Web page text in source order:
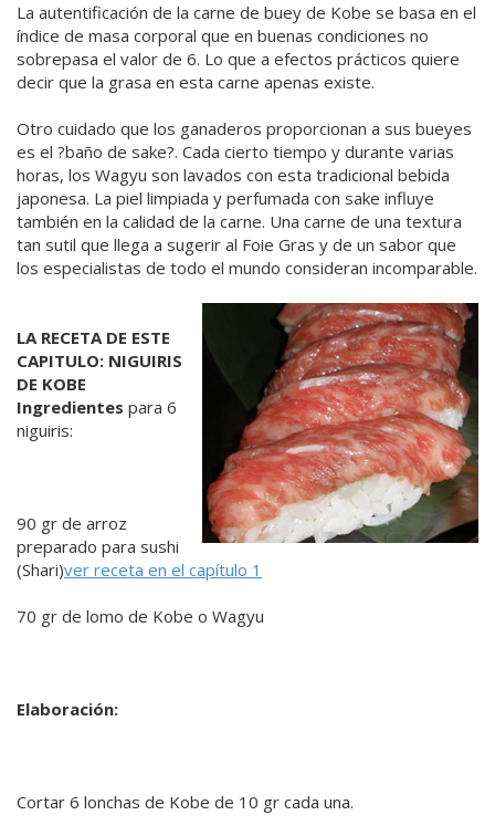
La autentificación de la carne de buey de Kobe se basa en el
índice de masa corporal que en buenas condiciones no
sobrepasa el valor de 6. Lo que a efectos prácticos quiere
decir que la grasa en esta carne apenas existe.
Otro cuidado que los ganaderos proporcionan a sus bueyes
es el ?baño de sake?. Cada cierto tiempo y durante varias
horas, los Wagyu son lavados con esta tradicional bebida
japonesa. La piel limpiada y perfumada con sake influye
también en la calidad de la carne. Una carne de una textura
tan sutil que llega a sugerir al Foie Gras y de un sabor que
los especialistas de todo el mundo consideran incomparable.
LA RECETA DE ESTE
CAPITULO: NIGUIRIS
DE KOBE
Ingredientes para 6
niguiris:
90 gr de arroz
preparado para sushi
(Shari)ver receta en el capítulo 1
70 gr de lomo de Kobe o Wagyu
Elaboración:
Cortar 6 lonchas de Kobe de 10 gr cada una.